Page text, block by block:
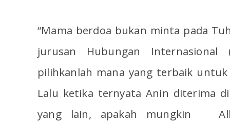
“Mama berdoa bukan minta pada
jurusan Hubungan
pilihkanlah mana yang terbaik
Lalu ketika ternyata Anin diterima
yang lain, apakah mungkin